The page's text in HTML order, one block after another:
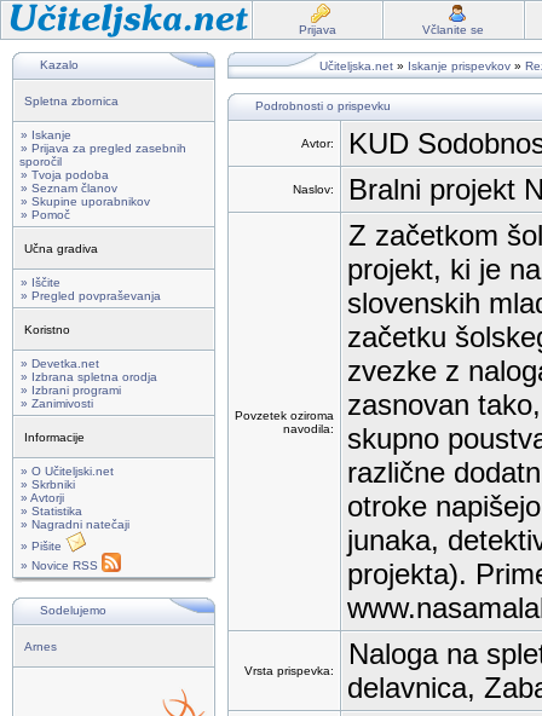
Prijava Včlanite se
Kazalo
Spletna zbornica
» Iskanje
» Prijava za pregled zasebnih
sporočil
» Tvoja podoba
» Seznam članov
» Skupine uporabnikov
» Pomoč
Učna gradiva
» Iščite
» Pregled povpraševanja
Koristno
» Devetka.net
» Izbrana spletna orodja
» Izbrani programi
» Zanimivosti
Informacije
» O Učiteljski.net
» Skrbniki
» Avtorji
» Statistika
» Nagradni natečaji
» Pišite
» Novice RSS
Sodelujemo
Arnes
Učiteljska.net » Iskanje prispevkov »
Podrobnosti o prispevku
Avtor: KUD
Naslov: Bralni projekt
Povzetek oziroma
navodila:
Z začetkom
projekt, ki je
slovenskih
začetku
zvezke z
zasnovan
skupno
različne
otroke
junaka,
projekta).
Vrsta prispevka:
Naloga na
delavnica,